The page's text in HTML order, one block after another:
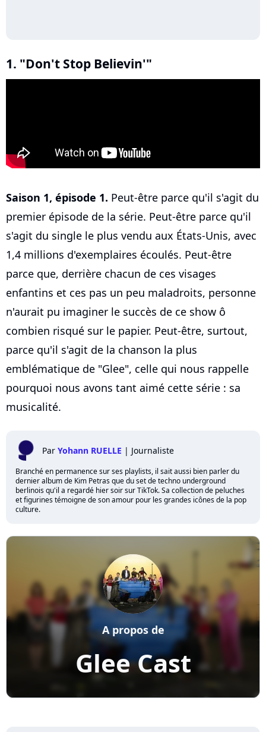
1. "Don't Stop Believin'"
Saison 1, épisode 1. Peut-être parce qu'il s'agit du
premier épisode de la série. Peut-être parce qu'il
s'agit du single le plus vendu aux États-Unis, avec
1,4 millions d'exemplaires écoulés. Peut-être
parce que, derrière chacun de ces visages
enfantins et ces pas un peu maladroits, personne
n'aurait pu imaginer le succès de ce show ô
combien risqué sur le papier. Peut-être, surtout,
parce qu'il s'agit de la chanson la plus
emblématique de "Glee", celle qui nous rappelle
pourquoi nous avons tant aimé cette série : sa
musicalité.
Par Yohann RUELLE | Journaliste
Branché en permanence sur ses playlists, il sait aussi bien parler du
dernier album de Kim Petras que du set de techno underground
berlinois qu'il a regardé hier soir sur TikTok. Sa collection de peluches
et figurines témoigne de son amour pour les grandes icônes de la pop
culture.
Glee Cast
A propos de